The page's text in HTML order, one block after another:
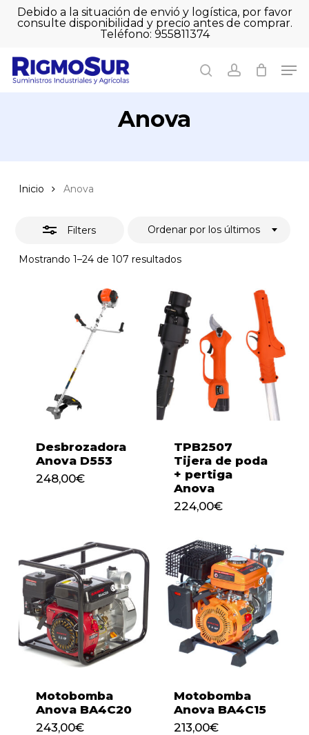
SkipDebido a la situación de envió y logística, por favor
consulte disponibilidad y precio antes de comprar.
Teléfono: 955811374
searchaccount
Cart Close
Anova
Inicio Anova
Filters
Mostrando 1–24 de 107 resultadosOrdenado
últimos
Ordenar por los últimos
Close
Desbrozadora
Anova D553
248,00€
TPB2507
Tijera de poda
+ pertiga
Anova
224,00€
224,00
Motobomba
Anova BA4C20
243,00€
243,00€
Motobomba
Anova BA4C15
213,00€
213,00€